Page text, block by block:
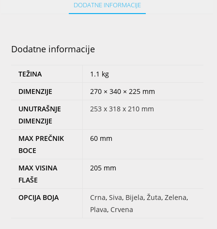
DODATNE INFORMACIJE
Dodatne informacije
TEŽINA
1.1 kg
DIMENZIJE
270 × 340 × 225 mm
UNUTRAŠNJE
DIMENZIJE
253 x 318 x 210 mm
MAX PREČNIK
BOCE
60 mm
MAX VISINA
FLAŠE
205 mm
OPCIJA BOJA Crna, Siva, Bijela, Žuta, Zelena,
Plava, Crvena